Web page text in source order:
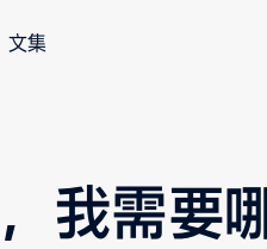
文集
我需要